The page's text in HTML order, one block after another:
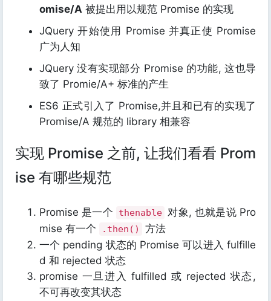
omise/A 被提出用以规范 Promise 的实现
JQuery 开始使用 Promise 并真正使 Promise
广为人知
JQuery 没有实现部分 Promise 的功能, 这也导
致了 Promie/A+ 标准的产生
ES6 正式引入了 Promise,并且和已有的实现了
Promise/A 规范的 library 相兼容
实现 Promise 之前, 让我们看看 Prom
ise 有哪些规范
Promise 是一个 thenable 对象, 也就是说 Pro
mise 有一个
.then()
方法
一个 pending 状态的 Promise 可以进入 fulfille
d 和 rejected 状态
promise 一旦进入 fulfilled 或 rejected 状态,
不可再改变其状态